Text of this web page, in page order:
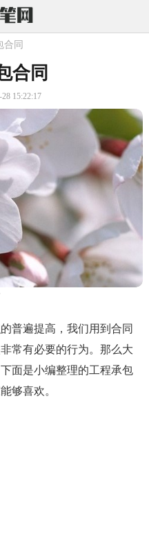
合同
合同
15:22:17
普遍提高，我们用到合同
常有必要的行为。那么大
面是小编整理的工程承包
够喜欢。